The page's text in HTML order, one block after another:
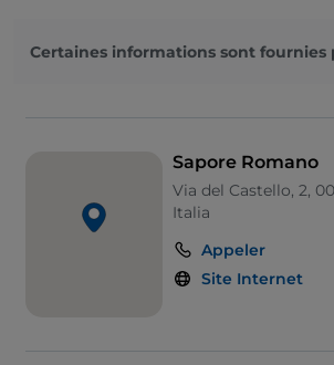
Certaines informations sont fournies
Sapore Romano
Via del Castello, 2,
Italia
Appeler
Site Internet